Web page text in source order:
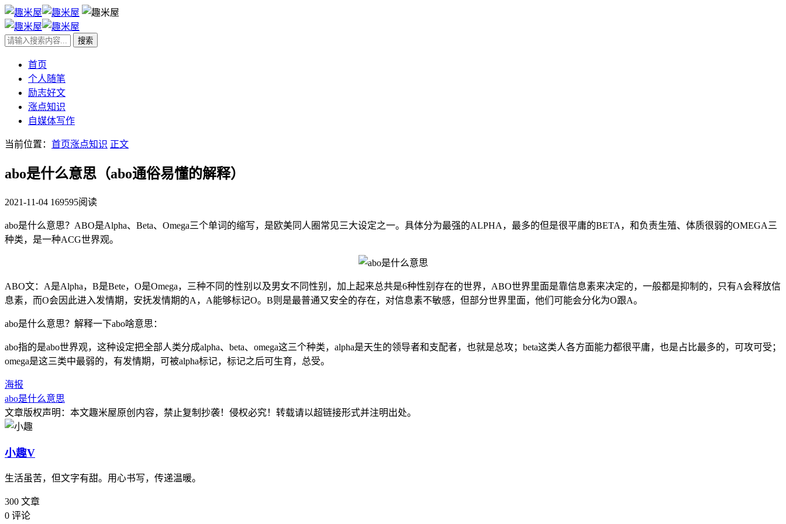
首页
个人随笔
励志好文
涨点知识
自媒体写作
当前位置： 首页涨点知识 正文
abo是什么意思（abo通俗易懂的解释）
2021-11-04 169595阅读
abo是什么意思？ABO是Alpha、Beta、Omega三个单词的缩写，是欧美同人圈常见三大设定之一。具体分为最强的ALPHA，最多的但是很平庸的BETA，和负责生殖、体质很弱的OMEGA三
种类，是一种ACG世界观。
ABO文：A是Alpha，B是Bete，O是Omega，三种不同的性别以及男女不同性别，加上起来总共是6种性别存在的世界，ABO世界里面是靠信息素来决定的，一般都是抑制的，只有A会释放信
息素，而O会因此进入发情期，安抚发情期的A，A能够标记O。B则是最普通又安全的存在，对信息素不敏感，但部分世界里面，他们可能会分化为O跟A。
abo是什么意思？解释一下abo啥意思：
abo指的是abo世界观，这种设定把全部人类分成alpha、beta、omega这三个种类，alpha是天生的领导者和支配者，也就是总攻；beta这类人各方面能力都很平庸，也是占比最多的，可攻可受；
omega是这三类中最弱的，有发情期，可被alpha标记，标记之后可生育，总受。
海报
abo是什么意思
文章版权声明：本文趣米屋原创内容，禁止复制抄袭！侵权必究！转载请以超链接形式并注明出处。
小趣V
生活虽苦，但文字有甜。用心书写，传递温暖。
300 文章
0 评论